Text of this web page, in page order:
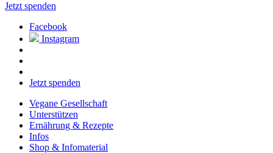
Jetzt spenden
Facebook
Instagram
Jetzt spenden
Vegane Gesellschaft
Unterstützen
Ernährung & Rezepte
Infos
Shop & Infomaterial